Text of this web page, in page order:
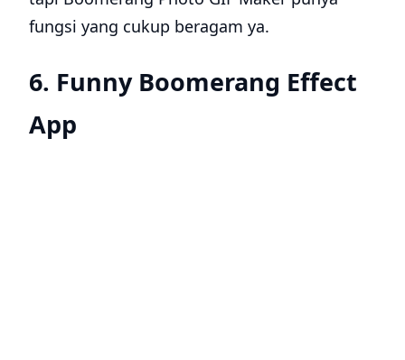
fungsi yang cukup beragam ya.
6. Funny Boomerang Effect
App